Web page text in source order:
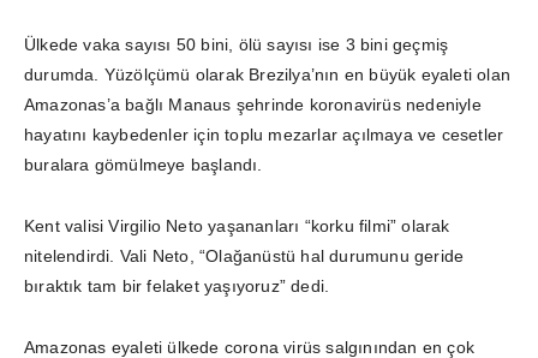
Ülkede vaka sayısı 50 bini, ölü sayısı ise 3 bini geçmiş
durumda. Yüzölçümü olarak Brezilya’nın en büyük eyaleti olan
Amazonas’a bağlı Manaus şehrinde koronavirüs nedeniyle
hayatını kaybedenler için toplu mezarlar açılmaya ve cesetler
buralara gömülmeye başlandı.
Kent valisi Virgilio Neto yaşananları “korku filmi” olarak
nitelendirdi. Vali Neto, “Olağanüstü hal durumunu geride
bıraktık tam bir felaket yaşıyoruz” dedi.
Amazonas eyaleti ülkede corona virüs salgınından en çok